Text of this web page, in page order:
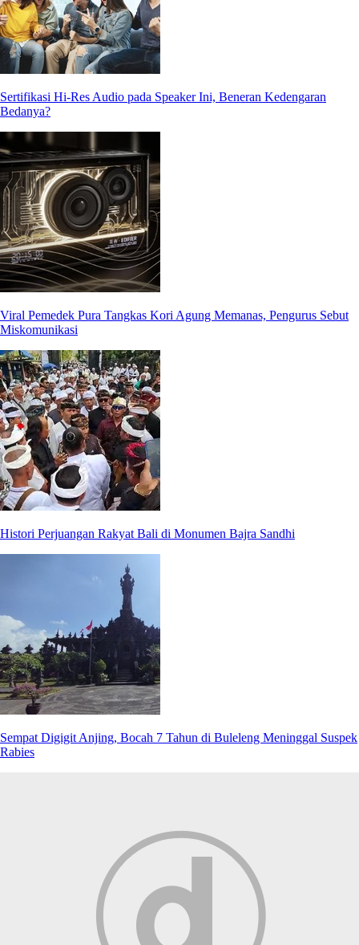
Sertifikasi Hi-Res Audio pada Speaker Ini, Beneran Kedengaran
Bedanya?
Viral Pemedek Pura Tangkas Kori Agung Memanas, Pengurus Sebut
Miskomunikasi
Histori Perjuangan Rakyat Bali di Monumen Bajra Sandhi
Sempat Digigit Anjing, Bocah 7 Tahun di Buleleng Meninggal Suspek
Rabies